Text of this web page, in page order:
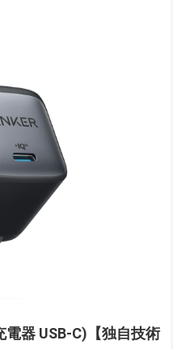
電器 USB-C)【独自技術